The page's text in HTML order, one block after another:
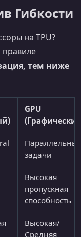
Гибкости
на TPU?
правиле
тем ниже
GPU
задачи
Высокая
пропускная
способность
Высокая/
Средняя